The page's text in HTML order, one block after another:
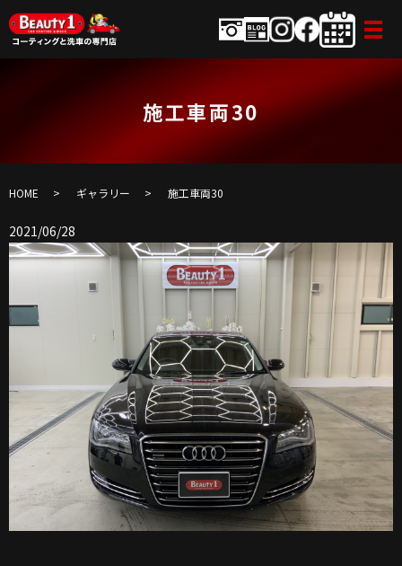
施工車両30
HOME ギャラリー 施工車両30
2021/06/28